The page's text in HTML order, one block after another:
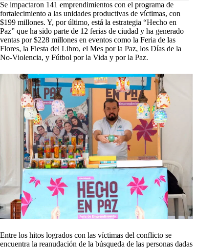
Se impactaron 141 emprendimientos con el programa de
fortalecimiento a las unidades productivas de víctimas, con
$199 millones. Y, por último, está la estrategia “Hecho en
Paz” que ha sido parte de 12 ferias de ciudad y ha generado
ventas por $228 millones en eventos como la Feria de las
Flores, la Fiesta del Libro, el Mes por la Paz, los Días de la
No-Violencia, y Fútbol por la Vida y por la Paz.
Entre los hitos logrados con las víctimas del conflicto se
encuentra la reanudación de la búsqueda de las personas dadas